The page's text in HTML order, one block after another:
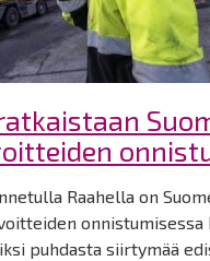
Raahella on
onnistumisessa
puhdasta siirtymää